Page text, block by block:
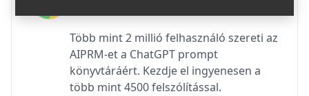
Több mint 2 millió felhasználó szereti az
AIPRM-et a ChatGPT prompt
könyvtáráért. Kezdje el ingyenesen a
több mint 4500 felszólítással.